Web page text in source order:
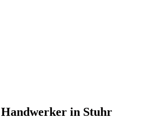
Handwerker in Stuhr